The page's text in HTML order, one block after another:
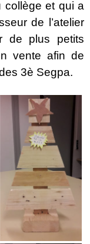
collège et qui a
de l’atelier
de plus petits
vente afin de
3è Segpa.